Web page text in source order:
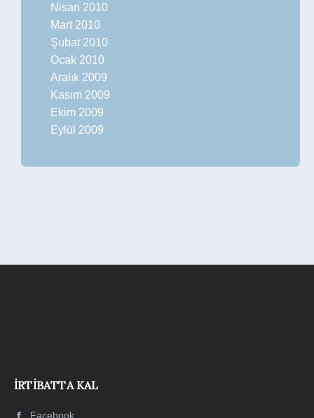
Nisan 2010
Mart 2010
Şubat 2010
Ocak 2010
Aralık 2009
Kasım 2009
Ekim 2009
Eylül 2009
İRTIBATTA KAL
Facebook